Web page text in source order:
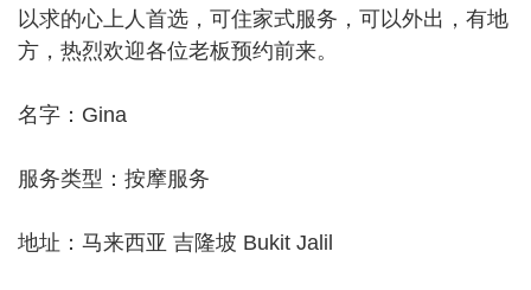
以求的心上人首选，可住家式服务，可以外出，有地
方，热烈欢迎各位老板预约前来。
名字：Gina
服务类型：按摩服务
地址：马来西亚 吉隆坡 Bukit Jalil